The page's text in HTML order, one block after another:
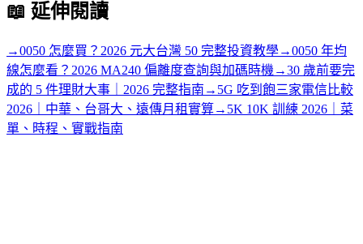
📖 延伸閱讀
→0050 怎麼買？2026 元大台灣 50 完整投資教學→0050 年均
線怎麼看？2026 MA240 偏離度查詢與加碼時機 →30 歲前要完
成的 5 件理財大事｜2026 完整指南 → 5G 吃到飽三家電信比較
2026｜中華、台哥大、遠傳月租實算→ 5K 10K 訓練 2026｜菜
單、時程、實戰指南